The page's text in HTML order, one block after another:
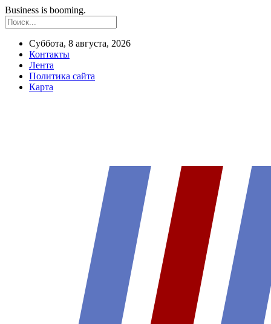
Business is booming.
Суббота, 8 августа, 2026
Контакты
Лента
Политика сайта
Карта